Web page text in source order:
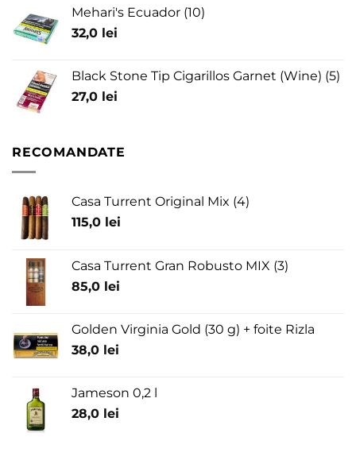
Mehari's Ecuador (10)
32,0 lei
Black Stone Tip Cigarillos Garnet (Wine) (5)
27,0 lei
RECOMANDATE
Casa Turrent Original Mix (4)
115,0 lei
Casa Turrent Gran Robusto MIX (3)
85,0 lei
Golden Virginia Gold (30 g) + foite Rizla
38,0 lei
Jameson 0,2 l
28,0 lei